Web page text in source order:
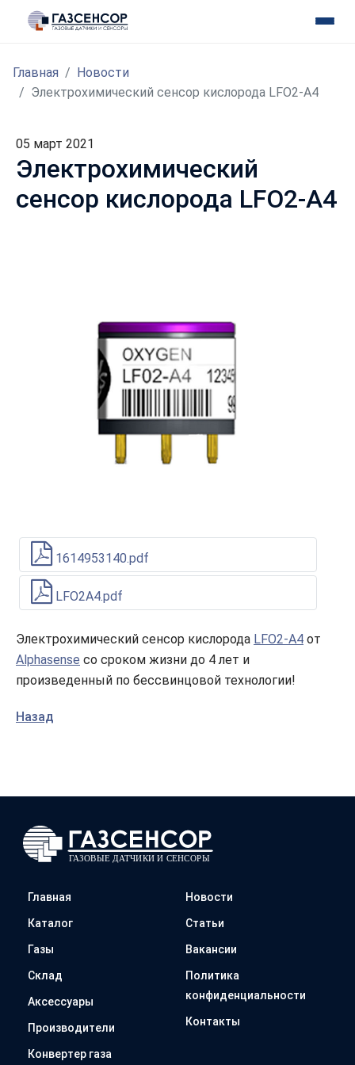
Главная
Новости
Электрохимический сенсор кислорода LFO2-A4
05 март 2021
Электрохимический
сенсор кислорода LFO2-A4
1614953140.pdf
LFO2A4.pdf
Электрохимический сенсор кислорода LFO2-A4 от
Alphasense со сроком жизни до 4 лет и
произведенный по беcсвинцовой технологии!
Назад
Главная
Каталог
Газы
Склад
Аксессуары
Производители
Конвертер газа
Новости
Статьи
Вакансии
Политика
конфиденциальности
Контакты